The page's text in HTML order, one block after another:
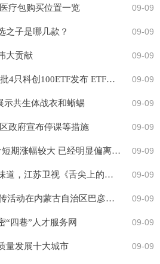
09-09
疗包购买位置一览
09-09
之子是哪几款？
09-09
大贡献
09-09
科创100ETF上市点评：首批4只科创100ETF发布 ETF规模继续壮大
09-09
示共生体战衣和蜥蜴
09-09
政府宣布停课等措施
09-09
3连板张江高科：公司股价短期涨幅较大 已经明显偏离同行业和上证指数增幅 可能存在非理性炒作风险
09-09
吴奇隆带队探寻乡村美食味道，江苏卫视《舌尖上的乡村》即将开播
09-09
中华环保世纪行2023年宣传活动在内蒙古自治区巴彦淖尔市启动
09-09
“四巷”人才服务网
09-09
量发展十大城市